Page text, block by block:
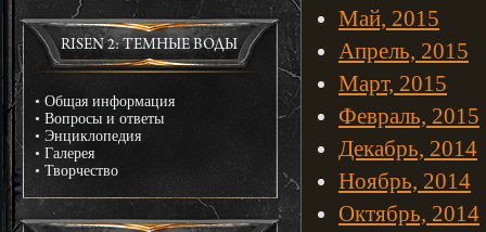
RISEN 2: ТЕМНЫЕ ВОДЫ
• Общая информация
• Вопросы и ответы
• Энциклопедия
• Галерея
• Творчество
Май, 2015
Апрель, 2015
Март, 2015
Февраль, 2015
Декабрь, 2014
Ноябрь, 2014
Октябрь, 2014